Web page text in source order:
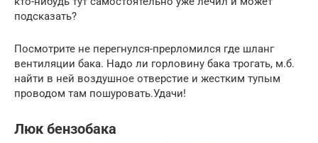
подсказать?
Посмотрите не перегнулся-прерломился где шланг
вентиляции бака. Надо ли горловину бака трогать, м.б.
найти в ней воздушное отверстие и жестким тупым
проводом там пошуровать.Удачи!
Люк бензобака